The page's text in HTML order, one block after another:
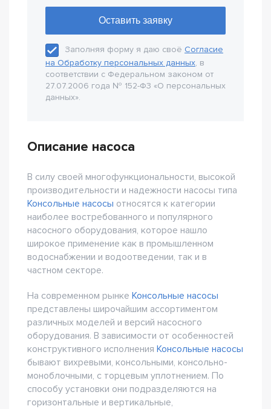
Заполняя форму я даю своё Согласие
на Обработку персональных данных, в
соответствии с Федеральном законом от
27.07.2006 года № 152-Ф3 «О персональных
данных».
Описание насоса
В силу своей многофункциональности, высокой
производительности и надежности насосы типа
Консольные насосы относятся к категории
наиболее востребованного и популярного
насосного оборудования, которое нашло
широкое применение как в промышленном
водоснабжении и водоотведении, так и в
частном секторе.
На современном рынке Консольные насосы
представлены широчайшим ассортиментом
различных моделей и версий насосного
оборудования. В зависимости от особенностей
конструктивного исполнения Консольные насосы
бывают вихревыми, консольными, консольно-
моноблочными, с торцевым уплотнением. По
способу установки они подразделяются на
горизонтальные и вертикальные,